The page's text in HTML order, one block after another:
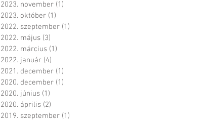
2023. november (1)
2023. október (1)
2022. szeptember (1)
2022. május (3)
2022. március (1)
2022. január (4)
2021. december (1)
2020. december (1)
2020. június (1)
2020. április (2)
2019. szeptember (1)